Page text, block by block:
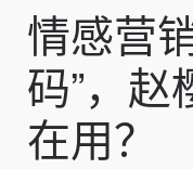
情感营
码”，赵
在用？